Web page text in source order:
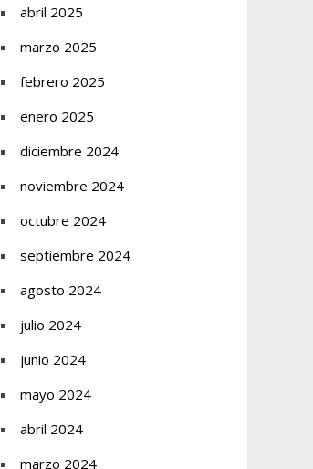
abril 2025
marzo 2025
febrero 2025
enero 2025
diciembre 2024
noviembre 2024
octubre 2024
septiembre 2024
agosto 2024
julio 2024
junio 2024
mayo 2024
abril 2024
marzo 2024